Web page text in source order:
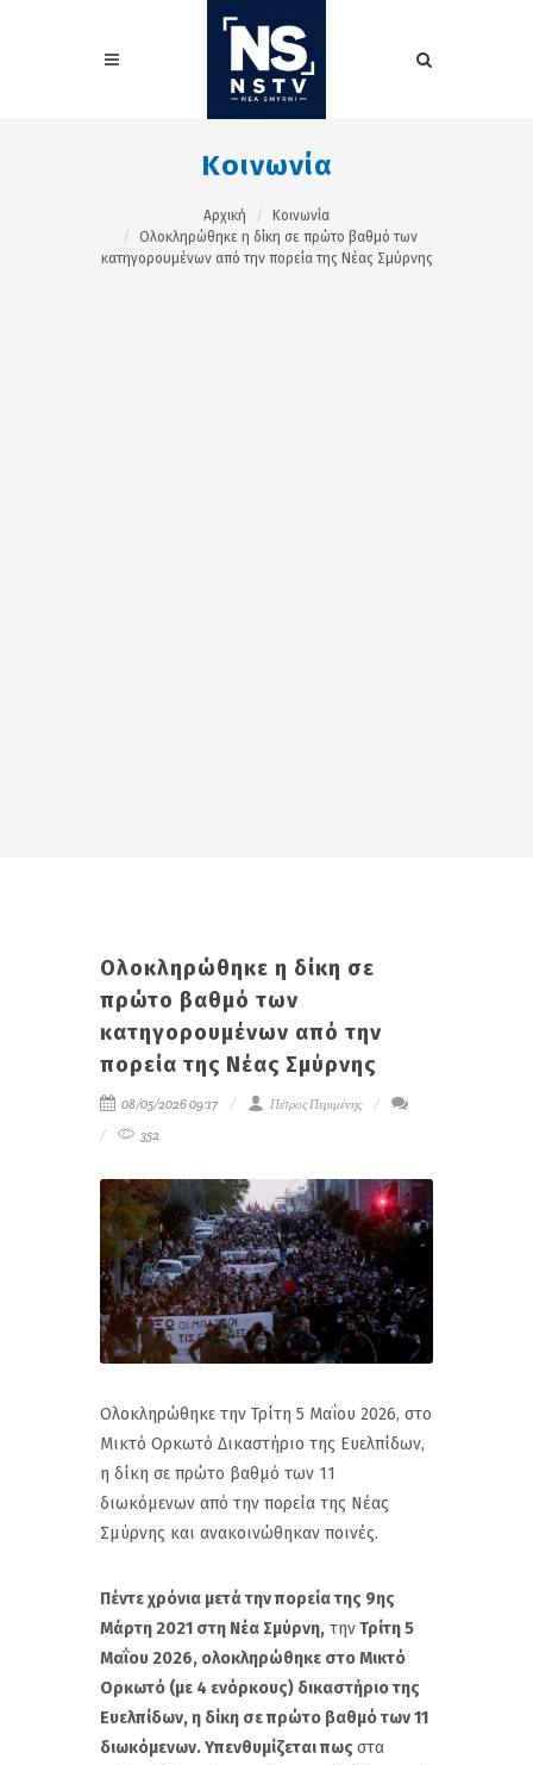
Κοινωνία
Αρχική
Κοινωνία
Ολοκληρώθηκε η δίκη σε πρώτο βαθμό των
κατηγορουμένων από την πορεία της Νέας Σμύρνης
Ολοκληρώθηκε η δίκη σε
πρώτο βαθμό των
κατηγορουμένων από την
πορεία της Νέας Σμύρνης
08/05/2026 09:17
Πέτρος Περιμένης
352
Oλοκληρώθηκε την Τρίτη 5 Μαΐου 2026, στο
Μικτό Ορκωτό Δικαστήριο της Ευελπίδων,
η δίκη σε πρώτο βαθμό των 11
διωκόμενων από την πορεία της Νέας
Σμύρνης και ανακοινώθηκαν ποινές.
Πέντε χρόνια μετά την πορεία της 9ης
Μάρτη 2021 στη Νέα Σμύρνη, τηνΤρίτη 5
Μαΐου 2026, ολοκληρώθηκε στο Μικτό
Ορκωτό (με 4 ενόρκους) δικαστήριο της
Ευελπίδων, η δίκη σε πρώτο βαθμό των 11
διωκόμενων. Υπενθυμίζεται πως στα